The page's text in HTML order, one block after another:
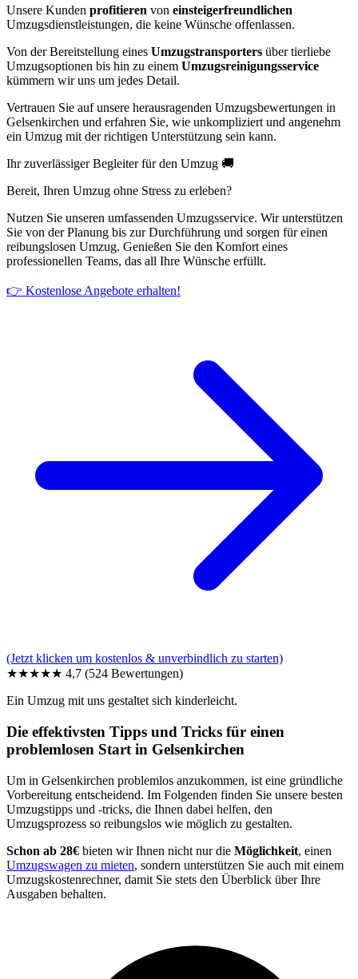
Unsere Kunden profitieren von einsteigerfreundlichen
Umzugsdienstleistungen, die keine Wünsche offenlassen.
Von der Bereitstellung eines Umzugstransporters über tierliebe
Umzugsoptionen bis hin zu einem Umzugsreinigungsservice
kümmern wir uns um jedes Detail.
Vertrauen Sie auf unsere herausragenden Umzugsbewertungen in
Gelsenkirchen und erfahren Sie, wie unkompliziert und angenehm
ein Umzug mit der richtigen Unterstützung sein kann.
Ihr zuverlässiger Begleiter für den Umzug 🚚
Bereit, Ihren Umzug ohne Stress zu erleben?
Nutzen Sie unseren umfassenden Umzugsservice. Wir unterstützen
Sie von der Planung bis zur Durchführung und sorgen für einen
reibungslosen Umzug. Genießen Sie den Komfort eines
professionellen Teams, das all Ihre Wünsche erfüllt.
👉 Kostenlose Angebote erhalten!
(Jetzt klicken um kostenlos & unverbindlich zu starten)
★★★★★ 4,7 (524 Bewertungen)
Ein Umzug mit uns gestaltet sich kinderleicht.
Die effektivsten Tipps und Tricks für einen
problemlosen Start in Gelsenkirchen
Um in Gelsenkirchen problemlos anzukommen, ist eine gründliche
Vorbereitung entscheidend. Im Folgenden finden Sie unsere besten
Umzugstipps und -tricks, die Ihnen dabei helfen, den
Umzugsprozess so reibungslos wie möglich zu gestalten.
Schon ab 28€ bieten wir Ihnen nicht nur die Möglichkeit, einen
Umzugswagen zu mieten, sondern unterstützen Sie auch mit einem
Umzugskostenrechner, damit Sie stets den Überblick über Ihre
Ausgaben behalten.